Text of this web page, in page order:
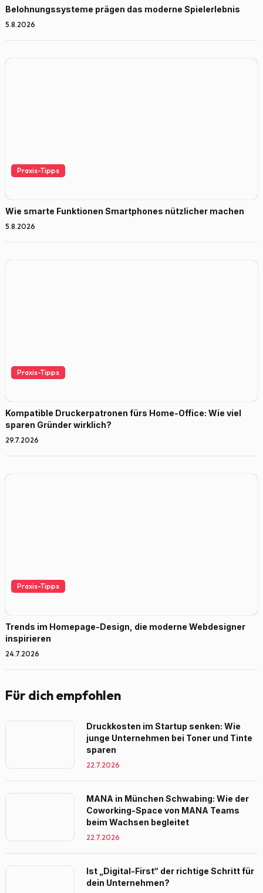
Belohnungssysteme prägen das moderne Spielerlebnis
5.8.2026
Praxis-Tipps
Wie smarte Funktionen Smartphones nützlicher machen
5.8.2026
Praxis-Tipps
Kompatible Druckerpatronen fürs Home-Office: Wie viel
sparen Gründer wirklich?
29.7.2026
Praxis-Tipps
Trends im Homepage-Design, die moderne Webdesigner
inspirieren
24.7.2026
Für dich empfohlen
Druckkosten im Startup senken: Wie
junge Unternehmen bei Toner und Tinte
sparen
22.7.2026
MANA in München Schwabing: Wie der
Coworking-Space von MANA Teams
beim Wachsen begleitet
22.7.2026
Ist „Digital-First“ der richtige Schritt für
dein Unternehmen?